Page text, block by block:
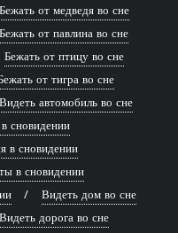
Бежать от медведя во сне
Бежать от павлина во сне
Бежать от птицу во сне
от тигра во сне
Видеть автомобиль во сне
сновидении
в сновидении
в сновидении
Видеть дом во сне
Видеть дорога во сне